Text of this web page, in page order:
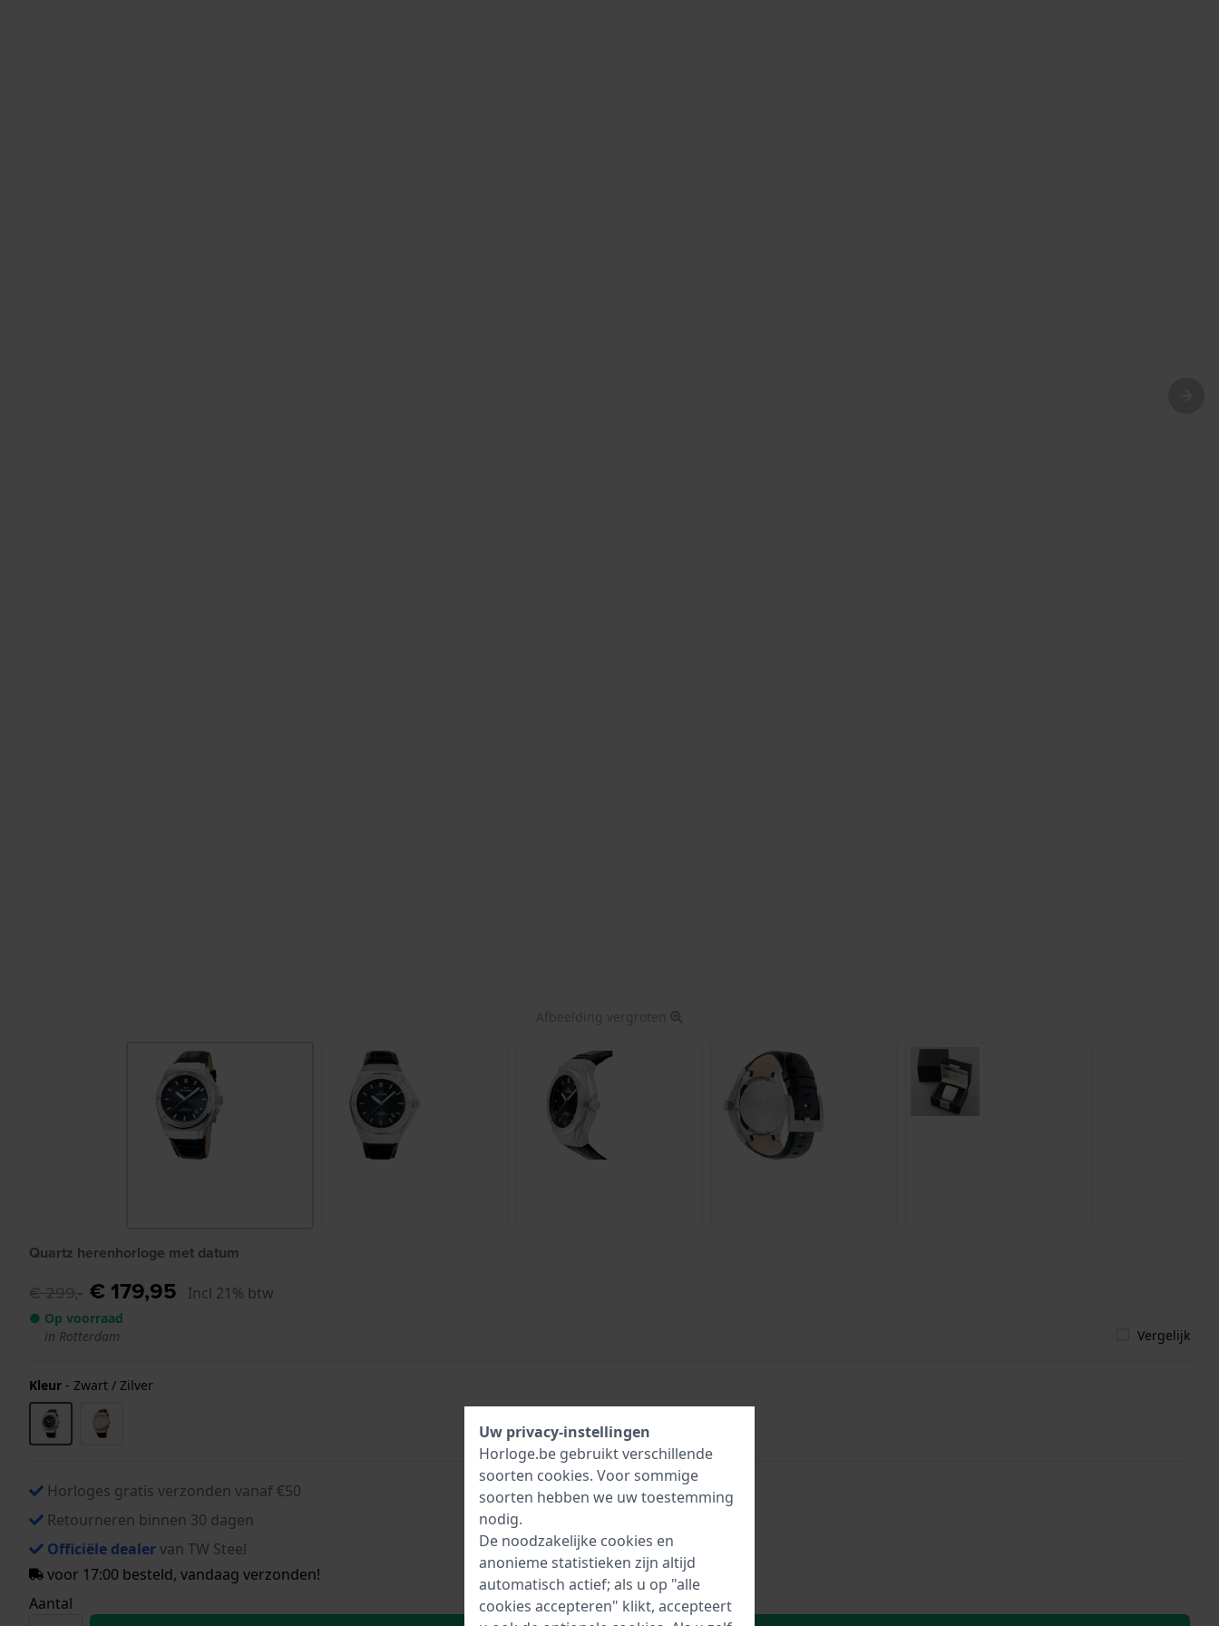
Afbeelding vergroten
Quartz herenhorloge met datum
€ 299,- € 179,95 Incl 21% btw
● Op voorraad
in Rotterdam
Vergelijk
Kleur - Zwart / Zilver
Horloges gratis verzonden vanaf €50
Retourneren binnen 30 dagen
Officiële dealervan TW Steel
voor 17:00 besteld, vandaag verzonden!
Aantal
Uw privacy-instellingen
Horloge.be gebruikt verschillende
soorten cookies. Voor sommige
soorten hebben we uw toestemming
nodig.
De noodzakelijke cookies en
anonieme statistieken zijn altijd
automatisch actief; als u op "alle
cookies accepteren" klikt, accepteert